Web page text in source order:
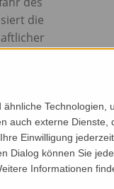
die
Modell
gesunder
IG gesunder
Technologien,
auch externe Dienste,
Einwilligung
Dialog können Sie
Informationen